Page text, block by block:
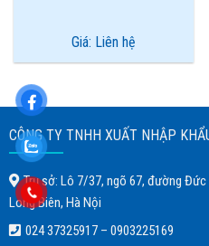
Giá: Liên hệ
CÔNG TY TNHH XUẤT NHẬP
Trụ sở: Lô 7/37, ngõ 67, đường
Long Biên, Hà Nội
024 37325917– 0903225169